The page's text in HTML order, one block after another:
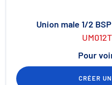
Union male 1/2
Pour
CRÉER